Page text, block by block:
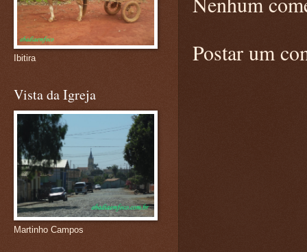
Postar um
Ibitira
Vista da Igreja
Martinho Campos